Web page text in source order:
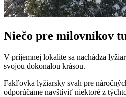
Niečo pre milovníkov
V príjemnej lokalite sa nachádza
svojou dokonalou krásou.
Fakľovka lyžiarsky svah pre
odporúčame navštíviť niektoré z